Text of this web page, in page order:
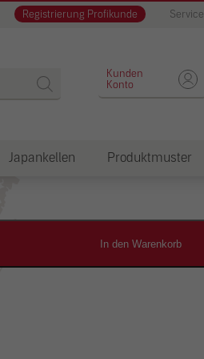
Registrierung Profikunde Service
Kunden
Konto
Japankellen Produktmuster
Designputz
In den Warenkorb